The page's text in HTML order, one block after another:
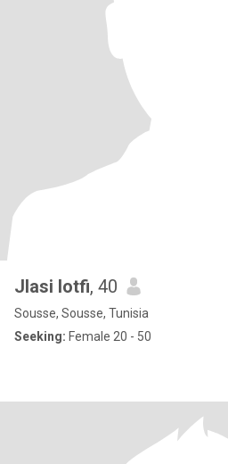
Jlasi lotfi, 40
Sousse, Sousse, Tunisia
Seeking: Female 20 - 50